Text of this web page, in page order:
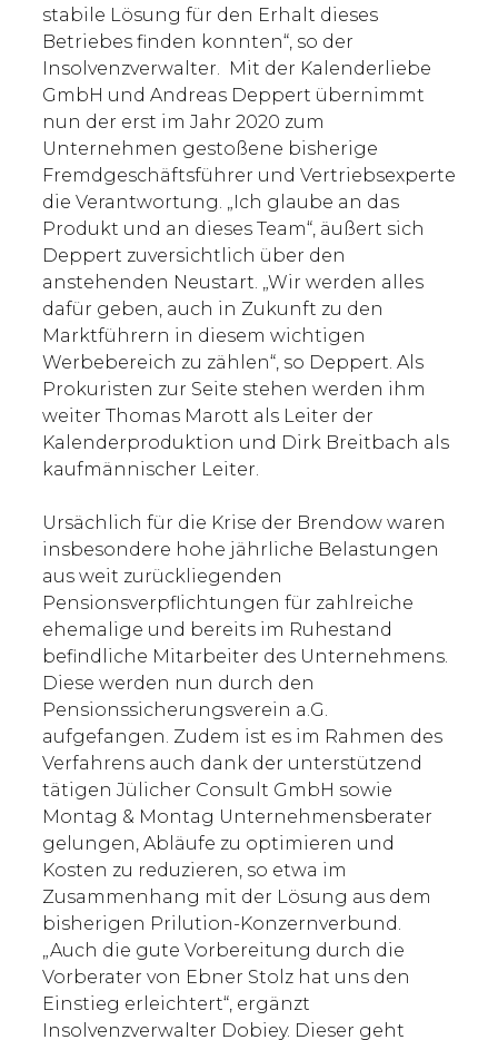
stabile Lösung für den Erhalt dieses
Betriebes finden konnten“, so der
Insolvenzverwalter. Mit der Kalenderliebe
GmbH und Andreas Deppert übernimmt
nun der erst im Jahr 2020 zum
Unternehmen gestoßene bisherige
Fremdgeschäftsführer und Vertriebsexperte
die Verantwortung. „Ich glaube an das
Produkt und an dieses Team“, äußert sich
Deppert zuversichtlich über den
anstehenden Neustart. „Wir werden alles
dafür geben, auch in Zukunft zu den
Marktführern in diesem wichtigen
Werbebereich zu zählen“, so Deppert. Als
Prokuristen zur Seite stehen werden ihm
weiter Thomas Marott als Leiter der
Kalenderproduktion und Dirk Breitbach als
kaufmännischer Leiter.
Ursächlich für die Krise der Brendow waren
insbesondere hohe jährliche Belastungen
aus weit zurückliegenden
Pensionsverpflichtungen für zahlreiche
ehemalige und bereits im Ruhestand
befindliche Mitarbeiter des Unternehmens.
Diese werden nun durch den
Pensionssicherungsverein a.G.
aufgefangen. Zudem ist es im Rahmen des
Verfahrens auch dank der unterstützend
tätigen Jülicher Consult GmbH sowie
Montag & Montag Unternehmensberater
gelungen, Abläufe zu optimieren und
Kosten zu reduzieren, so etwa im
Zusammenhang mit der Lösung aus dem
bisherigen Prilution-Konzernverbund.
„Auch die gute Vorbereitung durch die
Vorberater von Ebner Stolz hat uns den
Einstieg erleichtert“, ergänzt
Insolvenzverwalter Dobiey. Dieser geht